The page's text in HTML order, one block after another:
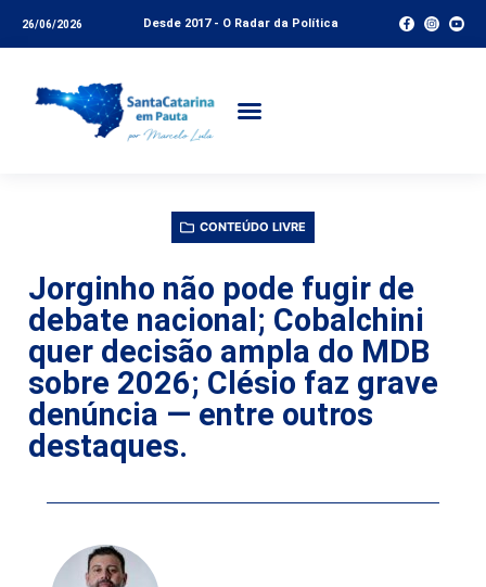
26/06/2026 Desde 2017 - O Radar da Política
CONTEÚDO LIVRE
Jorginho não pode fugir de
debate nacional; Cobalchini
quer decisão ampla do MDB
sobre 2026; Clésio faz grave
denúncia — entre outros
destaques.